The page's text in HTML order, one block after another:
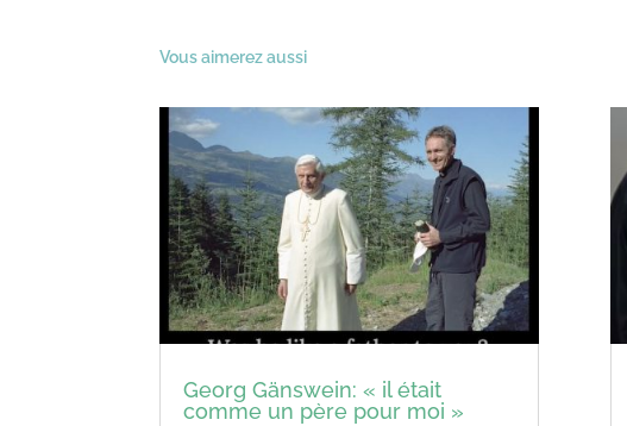
Vous aimerez aussi
Georg Gänswein: « il était
comme un père pour moi »